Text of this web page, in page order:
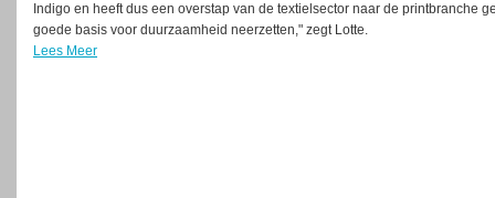
Indigo en heeft dus een overstap van de textielsector naar de printbranche
goede basis voor duurzaamheid neerzetten," zegt Lotte.
Lees Meer